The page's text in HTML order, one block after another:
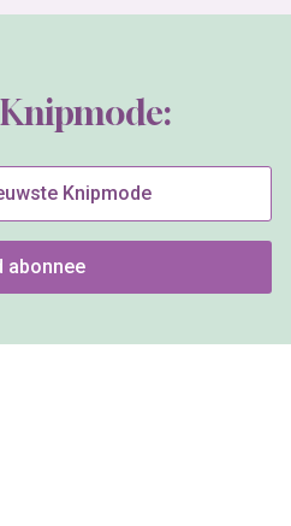
Knipmode
abonnee